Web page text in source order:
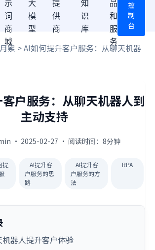
示
词
商
城
大
模
型
提
供
商
知
识
库
品
和
服
务
控
制
台
累 > AI如何提升客户服务：从聊天机器
户服务：从聊天机器人到
主动支持
· 2025-02-27 · 阅读时间：8分钟
提
AI提升客
户服务的思
路
AI提升客
户服务的方
法
RPA
器人提升客户体验